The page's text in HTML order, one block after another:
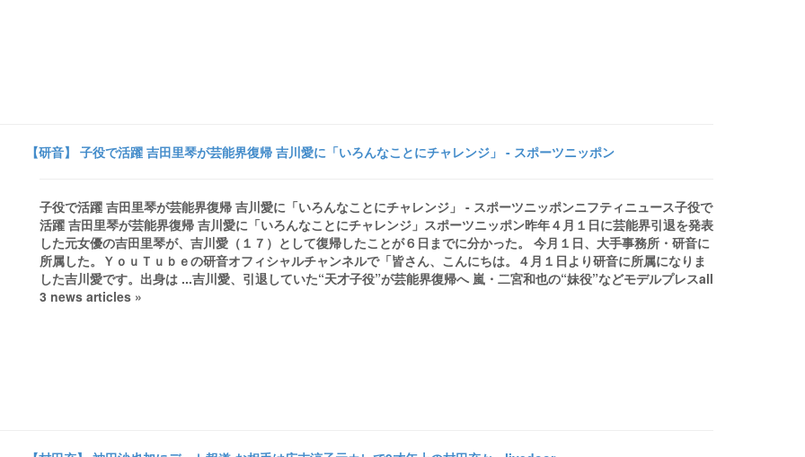
【研音】 子役で活躍 吉田里琴が芸能界復帰 吉川愛に「いろんなことにチャレンジ」 - スポーツニッポン
子役で活躍 吉田里琴が芸能界復帰 吉川愛に「いろんなことにチャレンジ」 - スポーツニッポンニフティニュース子役で
活躍 吉田里琴が芸能界復帰 吉川愛に「いろんなことにチャレンジ」スポーツニッポン昨年４月１日に芸能界引退を発表
した元女優の吉田里琴が、吉川愛（１７）として復帰したことが６日までに分かった。 今月１日、大手事務所・研音に
所属した。ＹｏｕＴｕｂｅの研音オフィシャルチャンネルで「皆さん、こんにちは。４月１日より研音に所属になりま
した吉川愛です。出身は ...吉川愛、引退していた“天才子役”が芸能界復帰へ 嵐・二宮和也の“妹役”などモデルプレスall
3 news articles »